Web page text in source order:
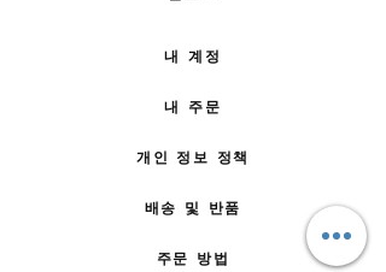
내 계정
내 주문
개인 정보 정책
배송 및 반품
주문 방법